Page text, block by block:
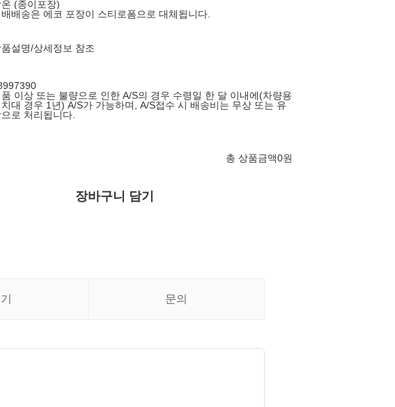
(종이포장)
배배송은 에코 포장이 스티로폼으로 대체됩니다.
설명/상세정보 참조
이상 또는 불량으로 인한 A/S의 경우 수령일 한 달 이내에(차량용
치대 경우 1년) A/S가 가능하며, A/S접수 시 배송비는 무상 또는 유
로 처리됩니다.
총 상품금액0원
장바구니 담기
문의